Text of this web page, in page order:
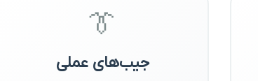
👔
جیب‌های عملی